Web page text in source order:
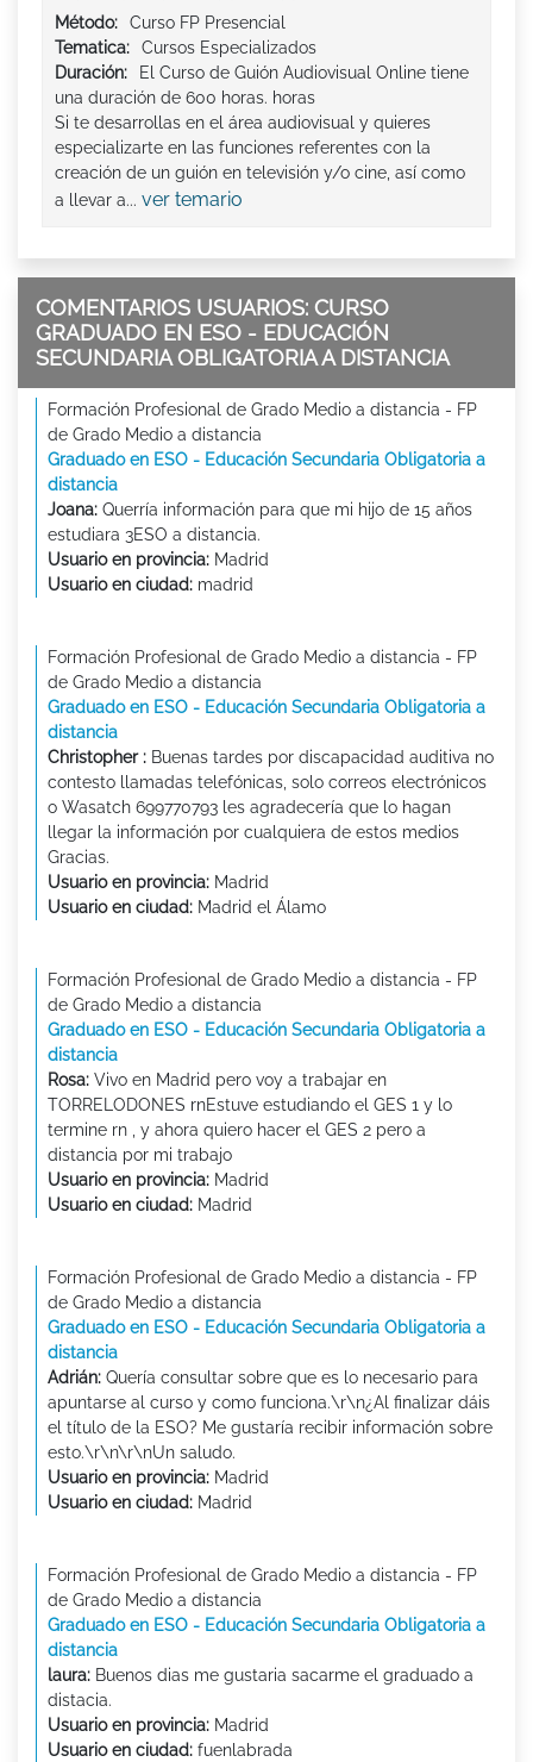
Método:
Curso FP Presencial
Tematica:
Cursos Especializados
Duración:
El Curso de Guión Audiovisual Online tiene
una duración de 600 horas. horas
Si te desarrollas en el área audiovisual y quieres
especializarte en las funciones referentes con la
creación de un guión en televisión y/o cine, así como
a llevar a... ver temario
COMENTARIOS USUARIOS: CURSO
GRADUADO EN ESO - EDUCACIÓN
SECUNDARIA OBLIGATORIA A DISTANCIA
Formación Profesional de Grado Medio a distancia - FP
de Grado Medio a distancia
Graduado en ESO - Educación Secundaria Obligatoria a
distancia
Joana: Querría información para que mi hijo de 15 años
estudiara 3ESO a distancia.
Usuario en provincia: Madrid
Usuario en ciudad: madrid
Formación Profesional de Grado Medio a distancia - FP
de Grado Medio a distancia
Graduado en ESO - Educación Secundaria Obligatoria a
distancia
Christopher : Buenas tardes por discapacidad auditiva no
contesto llamadas telefónicas, solo correos electrónicos
o Wasatch 699770793 les agradecería que lo hagan
llegar la información por cualquiera de estos medios
Gracias.
Usuario en provincia: Madrid
Usuario en ciudad: Madrid el Álamo
Formación Profesional de Grado Medio a distancia - FP
de Grado Medio a distancia
Graduado en ESO - Educación Secundaria Obligatoria a
distancia
Rosa: Vivo en Madrid pero voy a trabajar en
TORRELODONES rnEstuve estudiando el GES 1 y lo
termine rn , y ahora quiero hacer el GES 2 pero a
distancia por mi trabajo
Usuario en provincia: Madrid
Usuario en ciudad: Madrid
Formación Profesional de Grado Medio a distancia - FP
de Grado Medio a distancia
Graduado en ESO - Educación Secundaria Obligatoria a
distancia
Adrián: Quería consultar sobre que es lo necesario para
apuntarse al curso y como funciona.\r\n¿Al finalizar dáis
el título de la ESO? Me gustaría recibir información sobre
esto.\r\n\r\nUn saludo.
Usuario en provincia: Madrid
Usuario en ciudad: Madrid
Formación Profesional de Grado Medio a distancia - FP
de Grado Medio a distancia
Graduado en ESO - Educación Secundaria Obligatoria a
distancia
laura: Buenos dias me gustaria sacarme el graduado a
distacia.
Usuario en provincia: Madrid
Usuario en ciudad: fuenlabrada